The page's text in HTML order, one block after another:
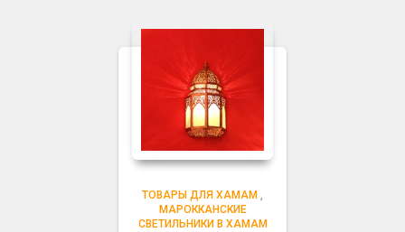
ТОВАРЫ ДЛЯ ХАМАМ ,
МАРОККАНСКИЕ
СВЕТИЛЬНИКИ В ХАМАМ